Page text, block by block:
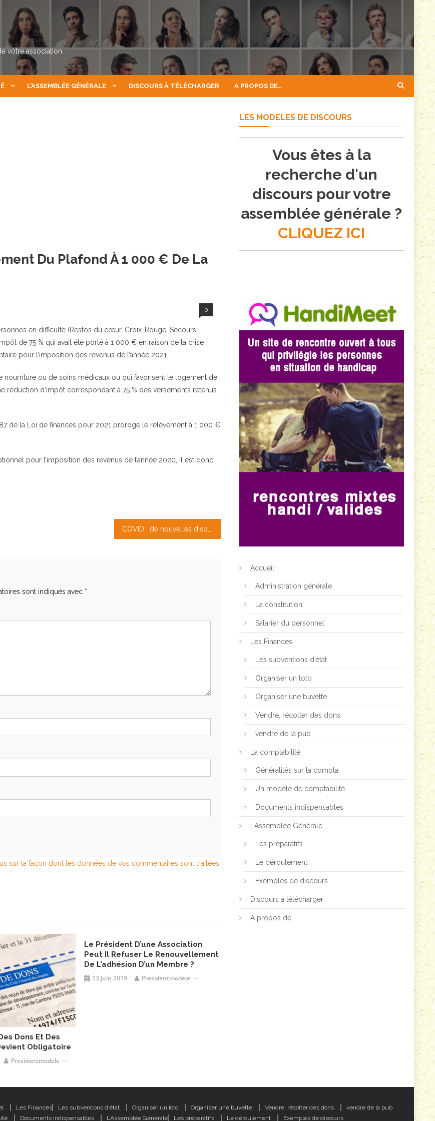
votre association
L’ASSEMBLÉE GÉNÉRALE DISCOURS À TÉLÉCHARGER A PROPOS DE…
Du Plafond À 1 000 € De La
0
en difficulté (Restos du cœur, Croix-Rouge, Secours
de 75 % qui avait été porté à 1 000 € en raison de la crise
pour l’imposition des revenus de l’année 2021.
nourriture ou de soins médicaux ou qui favorisent le logement de
réduction d’impôt correspondant à 75 % des versements retenus
de la Loi de finances pour 2021 proroge le relèvement à 1 000 €
pour l’imposition des revenus de l’année 2020, il est donc
sont indiqués avec *
sur la façon dont les données de vos commentaires sont traitées
Dons Et Des
Obligatoire
Presidentmodele
Le Président D’une Association
Peut Il Refuser Le Renouvellement
De L’adhésion D’un Membre ?
13 juin 2019 Presidentmodele
LES MODELES DE DISCOURS
Vous êtes à la
recherche d'un
discours pour votre
assemblée générale ?
CLIQUEZ ICI
Accueil
Administration générale
La constitution
Salarier du personnel
Les Finances
Les subventions d’état
Organiser un loto
Organiser une buvette
Vendre, récolter des dons
vendre de la pub
La comptabilité
Généralités sur la compta
Un modèle de comptabilité
Documents indispensables
L’Assemblée Générale
Les préparatifs
Le déroulement
Exemples de discours
Discours à télécharger
A propos de…
Les Finances Les subventions d’état Organiser un loto Organiser une buvette Vendre, récolter des dons
vendre de la pub
Documents indispensables L’Assemblée Générale Les préparatifs Le déroulement Exemples de discours